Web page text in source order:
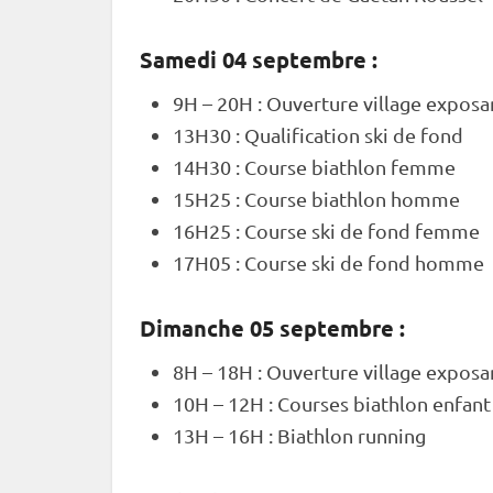
Samedi 04 septembre :
9H – 20H : Ouverture village
13H30 : Qualification ski de fond
14H30 : Course biathlon femme
15H25 : Course biathlon homme
16H25 : Course ski de fond femme
17H05 : Course ski de fond homme
Dimanche 05 septembre :
8H – 18H : Ouverture village
10H – 12H : Courses biathlon enfant
13H – 16H : Biathlon running